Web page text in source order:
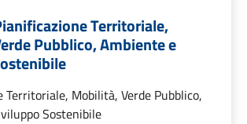
Territoriale,
Pubblico, Ambiente e
Territoriale, Mobilità, Verde Pubblico,
Sostenibile